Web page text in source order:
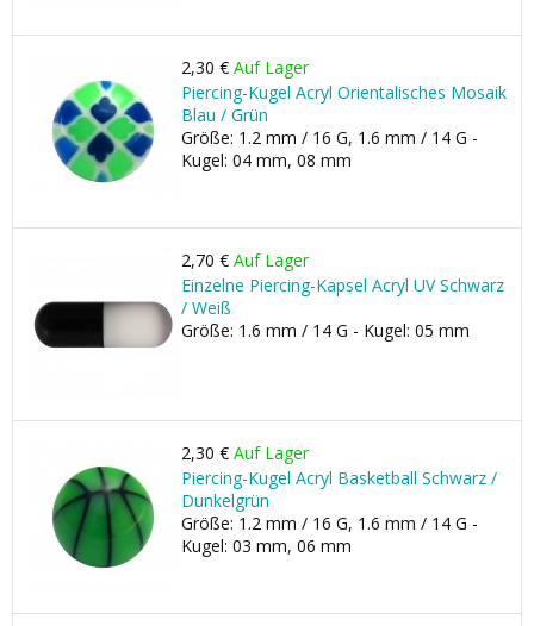
2,30 € Auf Lager
Piercing-Kugel Acryl Orientalisches Mosaik
Blau / Grün
Größe: 1.2 mm / 16 G, 1.6 mm / 14 G -
Kugel: 04 mm, 08 mm
2,70 € Auf Lager
Einzelne Piercing-Kapsel Acryl UV Schwarz
/ Weiß
Größe: 1.6 mm / 14 G - Kugel: 05 mm
2,30 € Auf Lager
Piercing-Kugel Acryl Basketball Schwarz /
Dunkelgrün
Größe: 1.2 mm / 16 G, 1.6 mm / 14 G -
Kugel: 03 mm, 06 mm